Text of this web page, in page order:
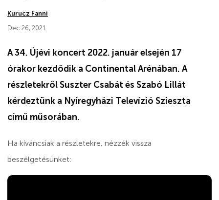
Kurucz Fanni
Dec 26, 2021
A 34. Újévi koncert 2022. január elsején 17
órakor kezdődik a Continental Arénában. A
részletekről Suszter Csabát és Szabó Lillát
kérdeztünk a Nyíregyházi Televízió Szieszta
című műsorában.
Ha kíváncsiak a részletekre, nézzék vissza
beszélgetésünket: